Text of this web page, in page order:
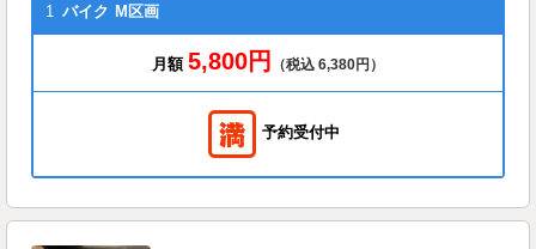
1 バイク M区画
月額 5,800円 （税込 6,380円）
予約受付中